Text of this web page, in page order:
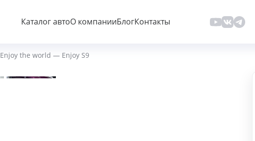
Каталог автоО компанииБлогКонтакты
Enjoy the world — Enjoy S9